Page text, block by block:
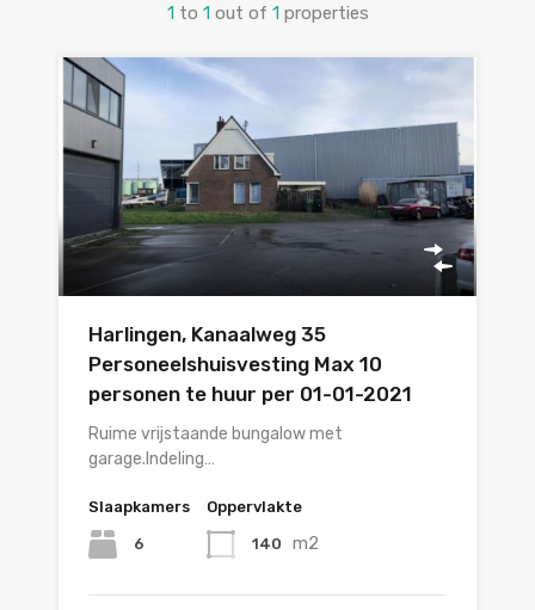
1 to 1 out of 1 properties
Harlingen, Kanaalweg 35
Personeelshuisvesting Max 10
personen te huur per 01-01-2021
Ruime vrijstaande bungalow met
garage.Indeling…
Slaapkamers
6
Oppervlakte
140 m2